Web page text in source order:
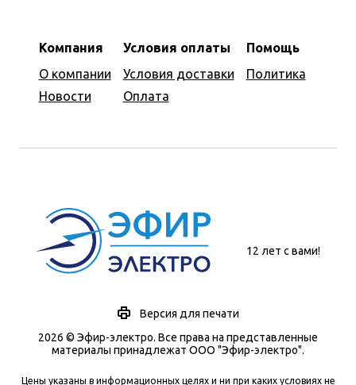
Компания
О компании
Новости
Условия оплаты
Условия доставки
Оплата
Помощь
Политика
12 лет с вами!
Версия для печати
2026 © Эфир-электро. Все права на представленные
материалы принадлежат ООО "Эфир-электро".
Цены указаны в информационных целях и ни при каких условиях не